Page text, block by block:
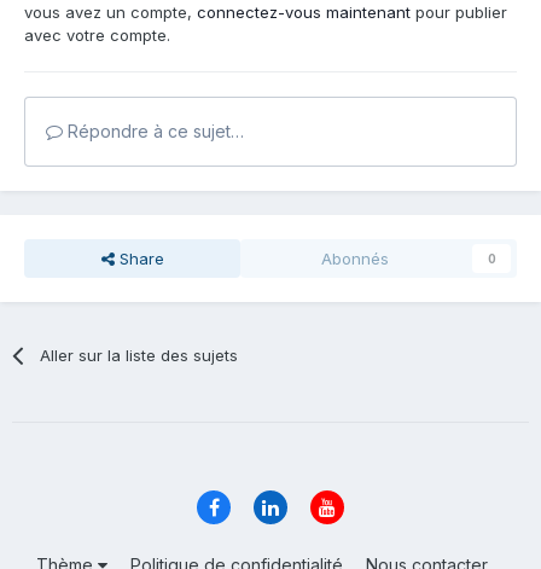
vous avez un compte, connectez-vous maintenant pour publier
avec votre compte.
Répondre à ce sujet…
Share Abonnés 0
Aller sur la liste des sujets
Thème Politique de confidentialité Nous contacter